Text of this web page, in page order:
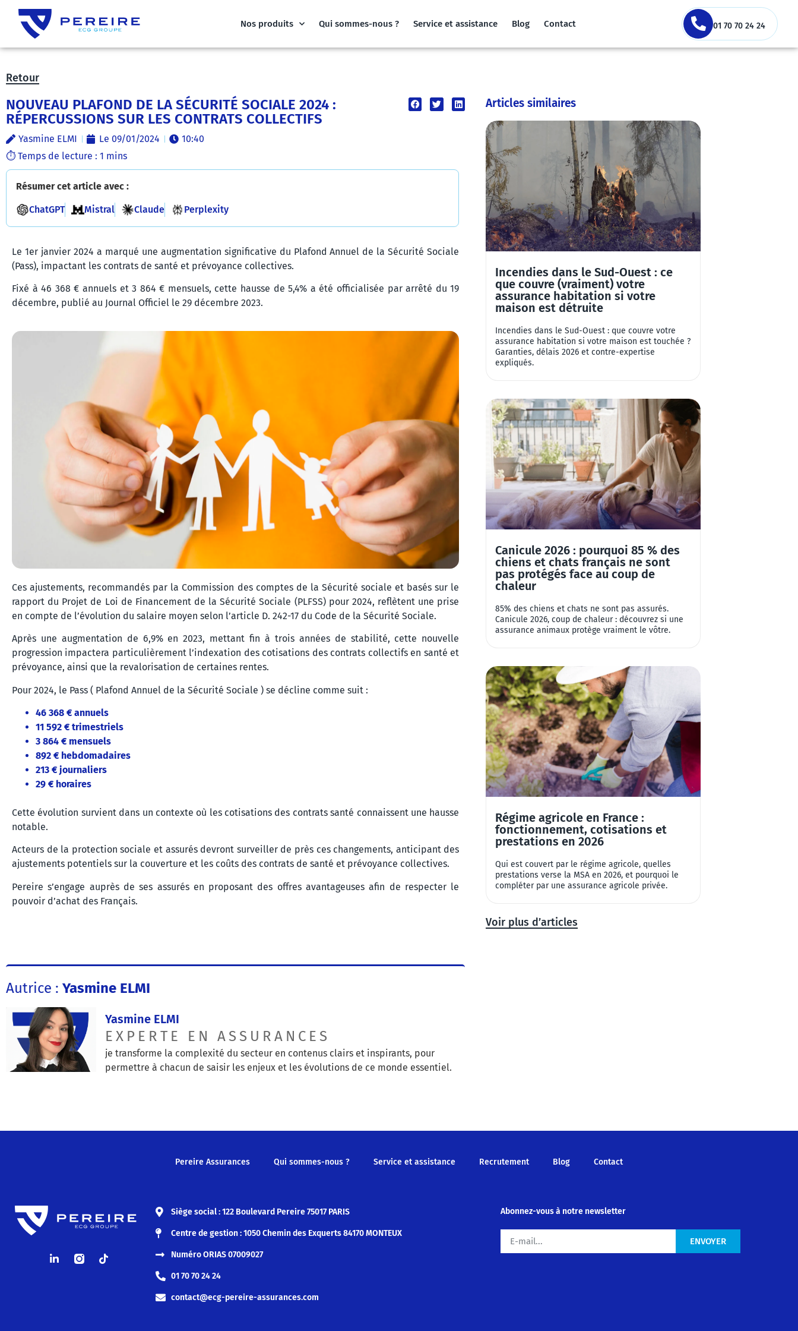
Nos produits Qui sommes-nous ? Service et assistance Blog Contact 01 70 70 24 24
Retour
NOUVEAU PLAFOND DE LA SÉCURITÉ SOCIALE 2024 :
RÉPERCUSSIONS SUR LES CONTRATS COLLECTIFS
Yasmine ELMI Le 09/01/2024 10:40
Résumer cet article avec :
ChatGPT Mistral Claude Perplexity
Le 1er janvier 2024 a marqué une augmentation significative du Plafond Annuel de la Sécurité Sociale
(Pass), impactant les contrats de santé et prévoyance collectives.
Fixé à 46 368 € annuels et 3 864 € mensuels, cette hausse de 5,4% a été officialisée par arrêté du 19
décembre, publié au Journal Officiel le 29 décembre 2023.
Ces ajustements, recommandés par la Commission des comptes de la Sécurité sociale et basés sur le
rapport du Projet de Loi de Financement de la Sécurité Sociale (PLFSS) pour 2024, reflètent une prise
en compte de l’évolution du salaire moyen selon l’article D. 242-17 du Code de la Sécurité Sociale.
Après une augmentation de 6,9% en 2023, mettant fin à trois années de stabilité, cette nouvelle
progression impactera particulièrement l’indexation des cotisations des contrats collectifs en santé et
prévoyance, ainsi que la revalorisation de certaines rentes.
Pour 2024, le Pass ( Plafond Annuel de la Sécurité Sociale ) se décline comme suit :
46 368 € annuels
11 592 € trimestriels
3 864 € mensuels
892 € hebdomadaires
213 € journaliers
29 € horaires
Cette évolution survient dans un contexte où les cotisations des contrats santé connaissent une hausse
notable.
Acteurs de la protection sociale et assurés devront surveiller de près ces changements, anticipant des
ajustements potentiels sur la couverture et les coûts des contrats de santé et prévoyance collectives.
Pereire s’engage auprès de ses assurés en proposant des offres avantageuses afin de respecter le
pouvoir d’achat des Français.
Autrice : Yasmine ELMI
Yasmine ELMI
EXPERTE EN ASSURANCES
je transforme la complexité du secteur en contenus clairs et inspirants, pour
permettre à chacun de saisir les enjeux et les évolutions de ce monde essentiel.
Articles similaires
Incendies dans le Sud-Ouest : ce
que couvre (vraiment) votre
assurance habitation si votre
maison est détruite
Incendies dans le Sud-Ouest : que couvre votre
assurance habitation si votre maison est touchée ?
Garanties, délais 2026 et contre-expertise
expliqués.
Canicule 2026 : pourquoi 85 % des
chiens et chats français ne sont
pas protégés face au coup de
chaleur
85% des chiens et chats ne sont pas assurés.
Canicule 2026, coup de chaleur : découvrez si une
assurance animaux protège vraiment le vôtre.
Régime agricole en France :
fonctionnement, cotisations et
prestations en 2026
Qui est couvert par le régime agricole, quelles
prestations verse la MSA en 2026, et pourquoi le
compléter par une assurance agricole privée.
Voir plus d’articles
Pereire Assurances Qui sommes-nous ? Service et assistance Recrutement Blog Contact
Siège social : 122 Boulevard Pereire 75017 PARIS
Centre de gestion : 1050 Chemin des Exquerts 84170 MONTEUX
Numéro ORIAS 07009027
01 70 70 24 24
contact@ecg-pereire-assurances.com
Abonnez-vous à notre newsletter
ENVOYER